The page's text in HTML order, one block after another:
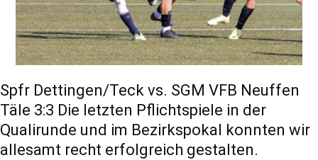
Spfr Dettingen/Teck vs. SGM VFB Neuffen
Täle 3:3 Die letzten Pflichtspiele in der
Qualirunde und im Bezirkspokal konnten wir
allesamt recht erfolgreich gestalten.